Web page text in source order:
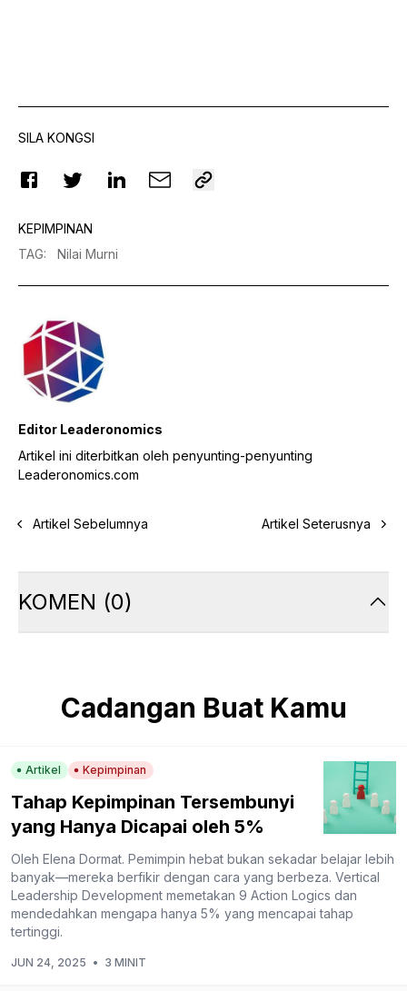
SILA KONGSI
KEPIMPINAN
TAG: Nilai Murni
Editor Leaderonomics
Artikel ini diterbitkan oleh penyunting-penyunting
Leaderonomics.com
Artikel Sebelumnya Artikel Seterusnya
KOMEN (0)
Cadangan Buat Kamu
Artikel Kepimpinan
Tahap Kepimpinan Tersembunyi
yang Hanya Dicapai oleh 5%
Oleh Elena Dormat. Pemimpin hebat bukan sekadar belajar lebih
banyak—mereka berfikir dengan cara yang berbeza. Vertical
Leadership Development memetakan 9 Action Logics dan
mendedahkan mengapa hanya 5% yang mencapai tahap
tertinggi.
JUN 24, 2025 • 3 MINIT